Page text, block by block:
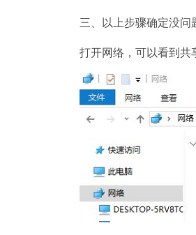
三、以上步骤确定没问
打开网络，可以看到共